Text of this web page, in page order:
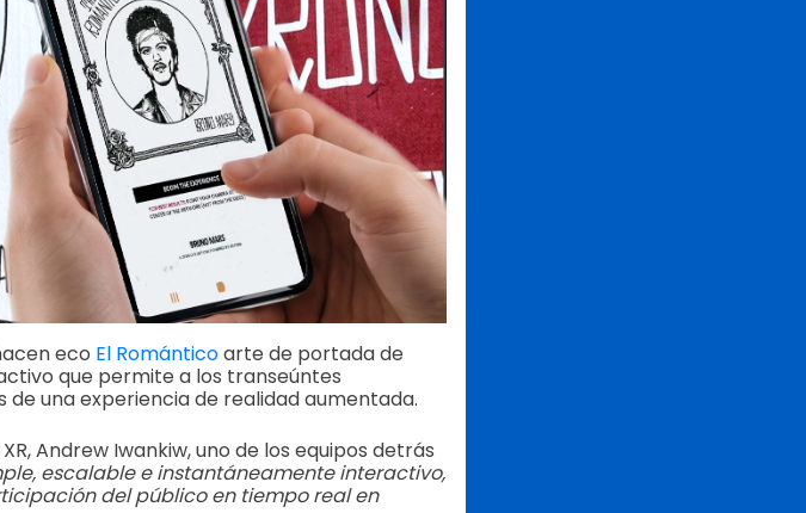
eco El Románticoarte de portada de
que permite a los transeúntes
una experiencia de realidad aumentada.
Andrew Iwankiw, uno de los equipos detrás
escalable e instantáneamente interactivo,
del público en tiempo real en